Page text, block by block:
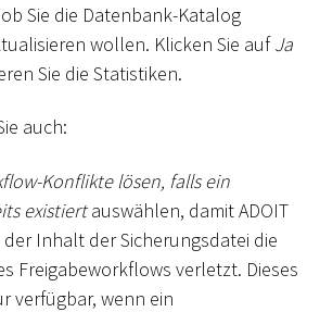
Sie die Datenbank-Katalog
wollen. Klicken Sie aufJa
Sie die Statistiken.
auch:
Konflikte lösen, falls ein
existiertauswählen, damit ADOIT
Inhalt der Sicherungsdatei die
Freigabeworkflows verletzt. Dieses
verfügbar, wenn ein